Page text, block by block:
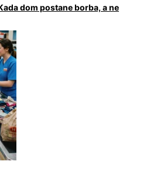
dom postane borba, a ne